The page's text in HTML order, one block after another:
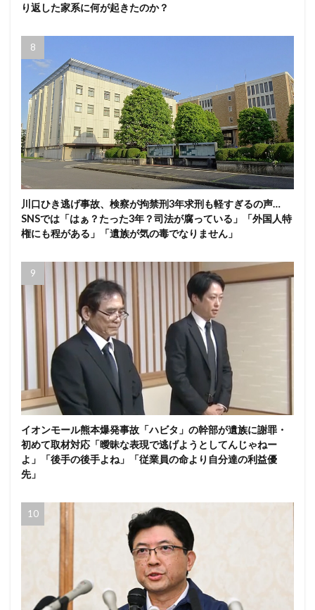
り返した家系に何が起きたのか？
川口ひき逃げ事故、検察が拘禁刑3年求刑も軽すぎるの声…
SNSでは「はぁ？たった3年？司法が腐っている」「外国人特
権にも程がある」「遺族が気の毒でなりません」
イオンモール熊本爆発事故「ハビタ」の幹部が遺族に謝罪・
初めて取材対応「曖昧な表現で逃げようとしてんじゃねー
よ」「後手の後手よね」「従業員の命より自分達の利益優
先」